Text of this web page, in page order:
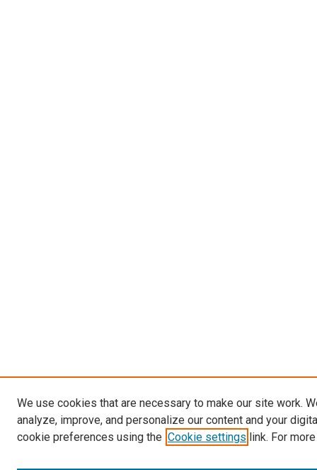
We use cookies that are necessary to make our site work.
analyze, improve, and personalize our content and your
cookie preferences using the Cookie settings link. For